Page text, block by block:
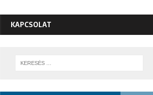
KAPCSOLAT